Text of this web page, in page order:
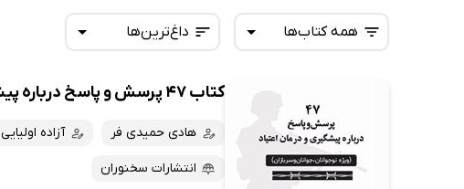
داغ‌ترین‌ها
تازه‌ها
داغ‌ترین‌ها
پرفروش‌ها
همه کتاب‌ها
کتاب‌های صوتی
کتاب‌های متنی
کتاب 47 پرسش و پاسخ درباره پیشگیری و درمان اعتیاد
هادی حمیدی فر آزاده اولیایی
انتشارات سخنوران